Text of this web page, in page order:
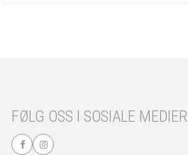
FØLG OSS I SOSIALE MEDIER